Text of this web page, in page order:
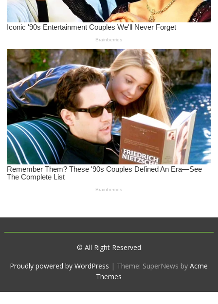
© All Right Reserved
Proudly powered by WordPress | Theme: SuperNews byAcme
Themes